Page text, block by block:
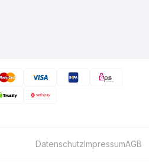
DatenschutzImpressumAGB